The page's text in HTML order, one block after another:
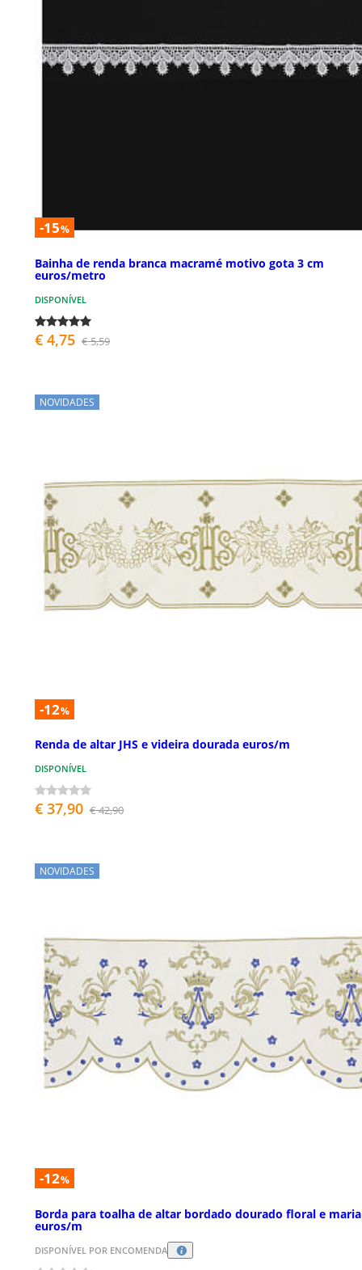
-15%
Bainha de renda branca macramé motivo gota 3 cm
euros/metro
DISPONÍVEL
€ 4,75 € 5,59
NOVIDADES
-12%
Renda de altar JHS e videira dourada euros/m
DISPONÍVEL
€ 37,90 € 42,90
NOVIDADES
-12%
Borda para toalha de altar bordado dourado floral e
euros/m
DISPONÍVEL POR ENCOMENDA